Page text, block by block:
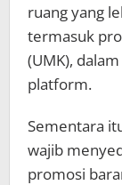
ruang yang
termasuk
(UMK),
platform.
Sementara
wajib
promosi